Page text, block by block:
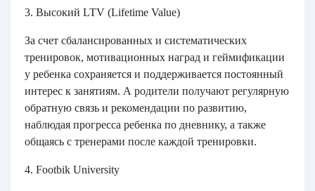
3. Высокий LTV (Lifetime Value)
За счет сбалансированных и систематических
тренировок, мотивационных наград и геймификации
у ребенка сохраняется и поддерживается постоянный
интерес к занятиям. А родители получают регулярную
обратную связь и рекомендации по развитию,
наблюдая прогресса ребенка по дневнику, а также
общаясь с тренерами после каждой тренировки.
4. Footbik University